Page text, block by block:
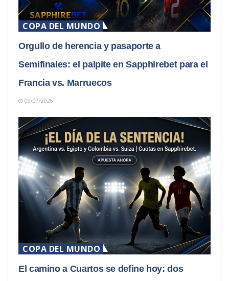
COPA DEL MUNDO
Orgullo de herencia y pasaporte a
Semifinales: el palpite en Sapphirebet para el
Francia vs. Marruecos
09/07/2026
COPA DEL MUNDO
El camino a Cuartos se define hoy: dos